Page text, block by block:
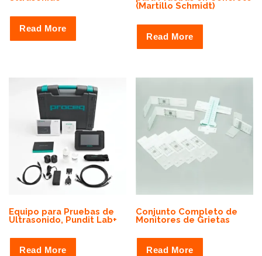
Read More
(Martillo Schmidt)
Read More
Equipo para Pruebas de
Ultrasonido, Pundit Lab+
Read More
Conjunto Completo de
Monitores de Grietas
Read More